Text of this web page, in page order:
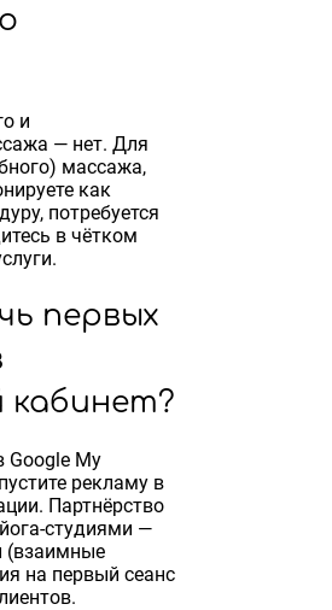
и
— нет. Для
массажа,
как
потребуется
в чётком
первых
кабинет?
Google My
рекламу в
Партнёрство
студиями —
(взаимные
на первый сеанс